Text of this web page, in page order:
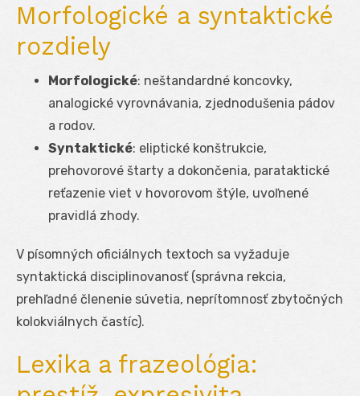
Morfologické a syntaktické
rozdiely
Morfologické: neštandardné koncovky,
analogické vyrovnávania, zjednodušenia pádov
a rodov.
Syntaktické: eliptické konštrukcie,
prehovorové štarty a dokončenia, parataktické
reťazenie viet v hovorovom štýle, uvoľnené
pravidlá zhody.
V písomných oficiálnych textoch sa vyžaduje
syntaktická disciplinovanosť (správna rekcia,
prehľadné členenie súvetia, neprítomnosť zbytočných
kolokviálnych častíc).
Lexika a frazeológia: